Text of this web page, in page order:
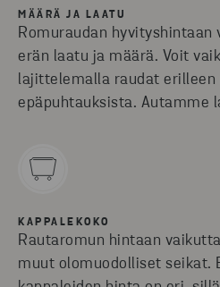
MÄÄRÄ JA LAATU
Romuraudan hyvityshintaan
erän laatu ja määrä. Voit
lajittelemalla raudat
epäpuhtauksista. Autamme
KAPPALEKOKO
Rautaromun hintaan
muut olomuodolliset seikat.